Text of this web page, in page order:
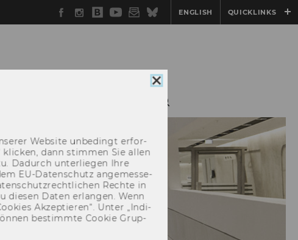
Facebook
Instagram
WU
Blog
YouTube
Newsletter
BlueskyENGLISH QUICKLINKS
Cookie
Consent
schließen
Web­site un­be­dingt er­for­
kli­cken, dann stim­men Sie allen
Da­durch un­ter­lie­gen Ihre
EU-​Datenschutz an­ge­mes­se­
Rech­te in
die­sen Daten er­lan­gen. Wenn
Ak­zep­tie­ren“. Unter „In­di­
be­stimm­te Coo­kie Grup­